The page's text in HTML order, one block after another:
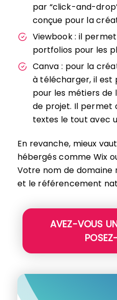
par “click-and-
conçue pour la
Viewbook : il
portfolios pour les
Canva : pour la
à télécharger, il
pour les métiers de
de projet. Il permet
textes le tout avec
En revanche, mieux
hébergés comme Wix
Votre nom de domaine
et le référencement
AVEZ-VOUS